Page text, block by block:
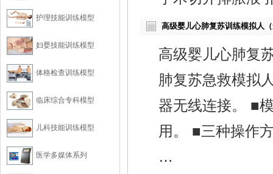
护理技能训练模型
妇婴技能训练模型
体格检查训练模型
临床综合专科模型
儿科技能训练模型
医学多媒体系列
高级婴儿心肺复苏训练模拟人
高级婴儿心肺复
肺复苏急救模拟
器无线连接。 ■
用。 ■三种操作
…